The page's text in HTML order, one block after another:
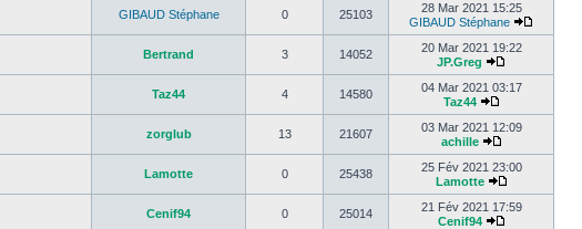
GIBAUD Stéphane 0 25103
28 Mar 2021 15:25
GIBAUD Stéphane
Bertrand 3 14052
20 Mar 2021 19:22
JP.Greg
Taz44 4 14580
04 Mar 2021 03:17
Taz44
zorglub 13 21607
03 Mar 2021 12:09
achille
Lamotte 0 25438
25 Fév 2021 23:00
Lamotte
Cenif94 0 25014
21 Fév 2021 17:59
Cenif94